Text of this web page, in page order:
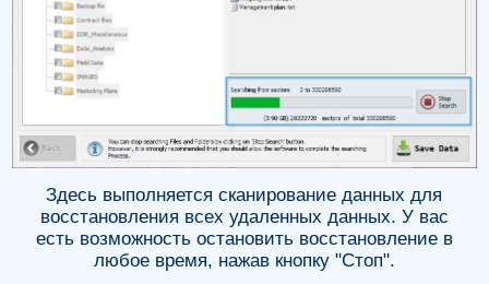
Здесь выполняется сканирование данных для
восстановления всех удаленных данных. У вас
есть возможность остановить восстановление в
любое время, нажав кнопку "Стоп".